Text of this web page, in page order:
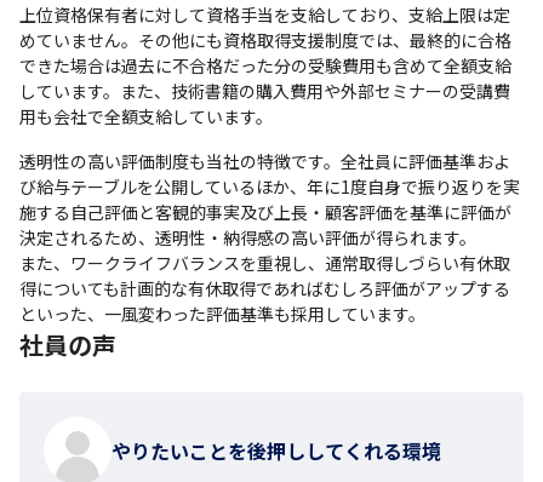
上位資格保有者に対して資格手当を支給しており、支給上限は定
めていません。その他にも資格取得支援制度では、最終的に合格
できた場合は過去に不合格だった分の受験費用も含めて全額支給
しています。また、技術書籍の購入費用や外部セミナーの受講費
用も会社で全額支給しています。
透明性の高い評価制度も当社の特徴です。全社員に評価基準およ
び給与テーブルを公開しているほか、年に1度自身で振り返りを実
施する自己評価と客観的事実及び上長・顧客評価を基準に評価が
決定されるため、透明性・納得感の高い評価が得られます。
また、ワークライフバランスを重視し、通常取得しづらい有休取
得についても計画的な有休取得であればむしろ評価がアップする
といった、一風変わった評価基準も採用しています。
社員の声
やりたいことを後押ししてくれる環境